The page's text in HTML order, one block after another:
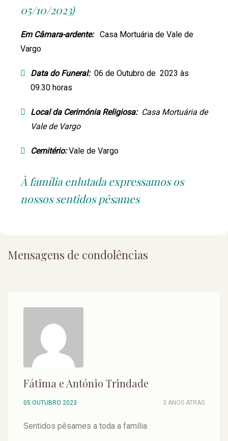
05/10/2023)
Em Câmara-ardente: Casa Mortuária de Vale de
Vargo
Data do Funeral: 06 de Outubro de 2023 às
09.30 horas
Local da Cerimónia Religiosa: Casa Mortuária de
Vale de Vargo
Cemitério:Vale de Vargo
À família enlutada expressamos os
nossos sentidos pêsames
Mensagens de condolências
Fátima e António Trindade
05 OUTUBRO 2023 3 ANOS ATRAS
Sentidos pêsames a toda a família